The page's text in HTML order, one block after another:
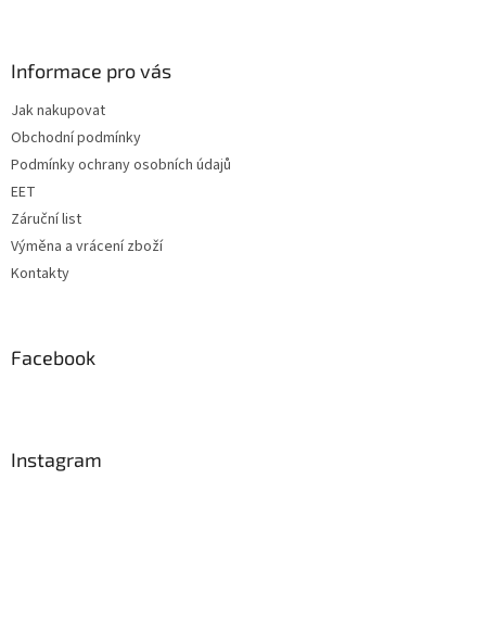
Informace pro vás
Jak nakupovat
Obchodní podmínky
Podmínky ochrany osobních údajů
EET
Záruční list
Výměna a vrácení zboží
Kontakty
Facebook
Instagram